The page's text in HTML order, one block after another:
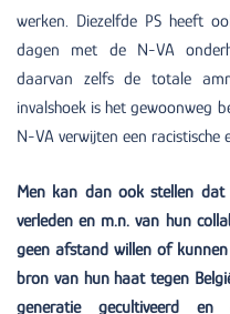
werken. Diezelfde PS heeft
dagen met de N-VA
daarvan zelfs de totale
invalshoek is het gewoonweg
N-VA verwijten een
Men kan dan ook stellen dat
verleden en m.n. van hun
geen afstand willen of
bron van hun haat tegen
generatie gecultiveerd